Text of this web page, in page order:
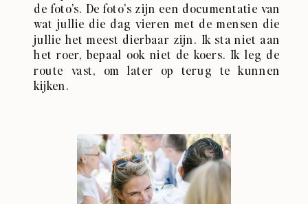
de foto’s. De foto’s zijn een documentatie van
wat jullie die dag vieren met de mensen die
jullie het meest dierbaar zijn. Ik sta niet aan
het roer, bepaal ook niet de koers. Ik leg de
route vast, om later op terug te kunnen
kijken.